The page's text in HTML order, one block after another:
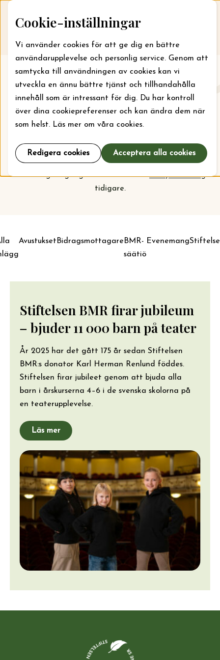
Cookie-inställningar
Vi använder cookies för att ge dig en bättre
användarupplevelse och personlig service. Genom att
samtycka till användningen av cookies kan vi
utveckla en ännu bättre tjänst och tillhandahålla
innehåll som är intressant för dig. Du har kontroll
över dina cookiepreferenser och kan ändra dem när
som helst. Läs mer om våra cookies.
Redigera cookies Acceptera alla cookies
Skip to content
Till webbansökan
Aktuellt
Här kan du läsa om vad stiftelsen jobbar med just nu
och vilka bidrag som kan sökas. För läger kan bidrag
för projekt och verksamhet är det september som
gäller. Kollaprioriteringarnainför nästa
ansökningsomgång och vem som harbeviljats bidrag
tidigare.
AvustuksetBidragsmottagareBMR-
säätiö
Evenemang
Stiftelsen BMR firar jubileum
– bjuder 11 000 barn på teater
År 2025 har det gått 175 år sedan Stiftelsen
BMR:s donator Karl Herman Renlund föddes.
Stiftelsen firar jubileet genom att bjuda alla
barn i årskurserna 4–6 i de svenska skolorna på
en teaterupplevelse.
Läs mer